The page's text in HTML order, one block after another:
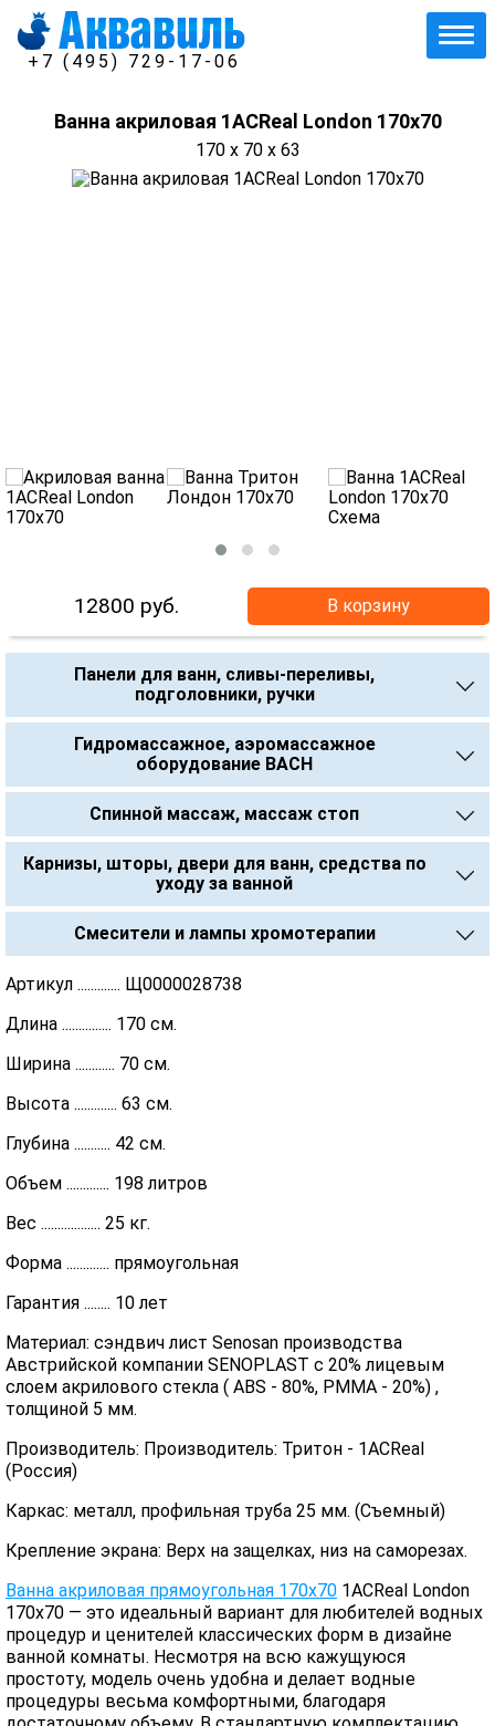
+7 (495) 729-17-06
Ванна акриловая 1ACReal London 170x70
170 x 70 x 63
12800 руб. В корзину
Панели для ванн, сливы-переливы,
подголовники, ручки
Гидромассажное, аэромассажное
оборудование BACH
Спинной массаж, массаж стоп
Карнизы, шторы, двери для ванн, средства по
уходу за ванной
Смесители и лампы хромотерапии
Артикул ............. Щ0000028738
Длина ............... 170 см.
Ширина ............ 70 см.
Высота ............. 63 см.
Глубина ........... 42 см.
Объем ............. 198 литров
Вес .................. 25 кг.
Форма ............. прямоугольная
Гарантия ........ 10 лет
Материал: сэндвич лист Senosan производства
Австрийской компании SENOPLAST c 20% лицевым
слоем акрилового стекла ( ABS - 80%, PMMA - 20%) ,
толщиной 5 мм.
Производитель: Производитель: Тритон - 1ACReal
(Россия)
Каркас: металл, профильная труба 25 мм. (Съемный)
Крепление экрана: Верх на защелках, низ на саморезах.
Ванна акриловая прямоугольная 170х70 1ACReal London
170х70 — это идеальный вариант для любителей водных
процедур и ценителей классических форм в дизайне
ванной комнаты. Несмотря на всю кажущуюся
простоту, модель очень удобна и делает водные
процедуры весьма комфортными, благодаря